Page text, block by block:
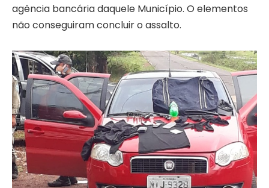
agência bancária daquele Município. O elementos
não conseguiram concluir o assalto.